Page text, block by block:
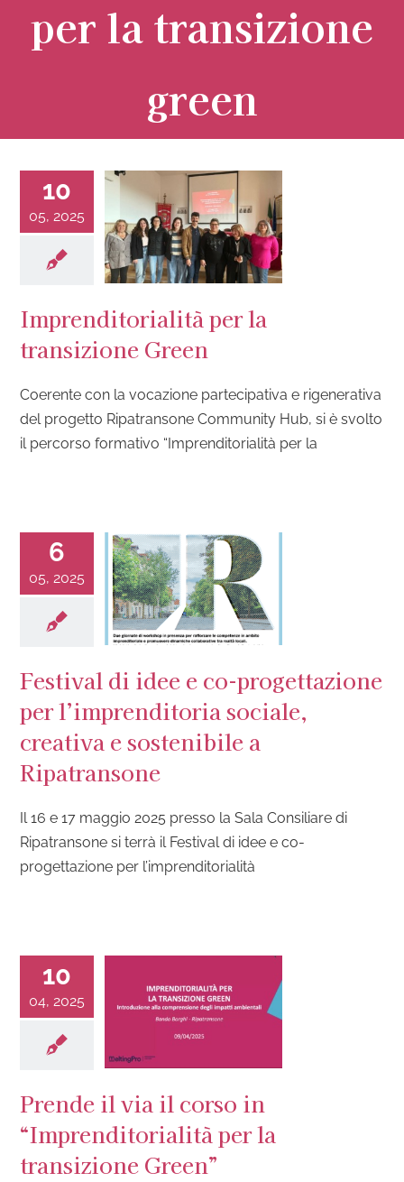
per la transizione
green
10
05, 2025
Imprenditorialità per la
transizione Green
Coerente con la vocazione partecipativa e rigenerativa
del progetto Ripatransone Community Hub, si è svolto
il percorso formativo “Imprenditorialità per la
6
05, 2025
Festival di idee e co-progettazione
per l’imprenditoria sociale,
creativa e sostenibile a
Ripatransone
Il 16 e 17 maggio 2025 presso la Sala Consiliare di
Ripatransone si terrà il Festival di idee e co-
progettazione per l’imprenditorialità
10
04, 2025
Prende il via il corso in
“Imprenditorialità per la
transizione Green”